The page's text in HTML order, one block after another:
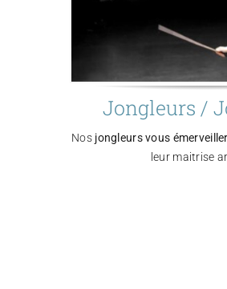
Jongleurs /
Nos jongleurs vous
leur maitrise